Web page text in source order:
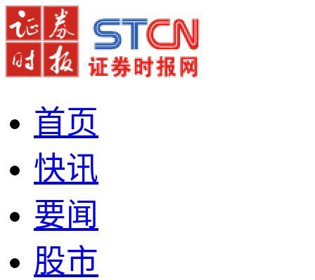
首页
快讯
要闻
股市